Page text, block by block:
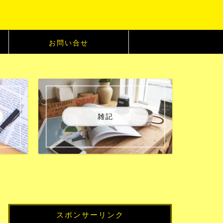
お問い合せ
雑記
スポンサーリンク